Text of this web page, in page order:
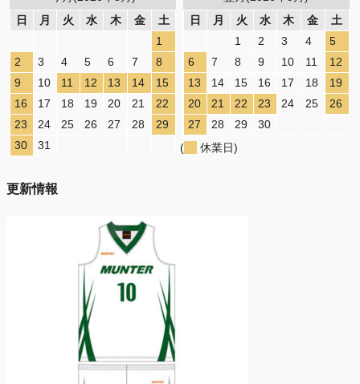
日
月 火 水 木 金
土
1
2
3 4 5 6 7
8
9
10 11 12 13 14
15
16
17 18 19 20 21
22
23
24 25 26 27 28
29
30
31
日
月 火 水 木 金
土
1
2 3 4
5
6
7 8 9 10 11
12
13
14 15 16 17 18
19
20
21 22 23 24 25
26
27
28 29
30
(
休業日)
更新情報